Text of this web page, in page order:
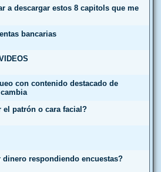
a descargar estos 8 capitols que me
bancarias
con contenido destacado de
el patrón o cara facial?
dinero respondiendo encuestas?